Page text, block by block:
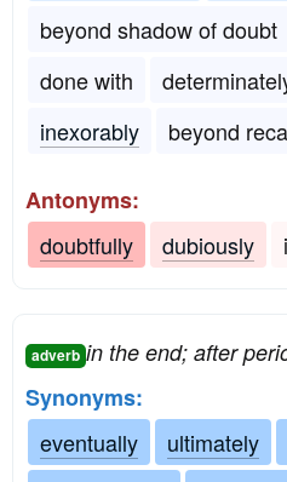
beyond shadow of doubt
done with
inexorably
beyond
Antonyms:
doubtfully
dubiously
adverb in the end; after
Synonyms:
eventually
ultimately